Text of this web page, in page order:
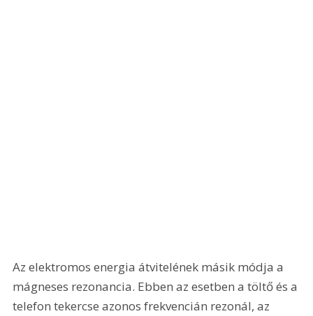
Az elektromos energia átvitelének másik módja a
mágneses rezonancia. Ebben az esetben a töltő és a
telefon tekercse azonos frekvencián rezonál, az